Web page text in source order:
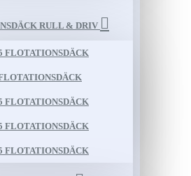
RULL & DRIV
FLOTATIONSDÄCK
FLOTATIONSDÄCK
FLOTATIONSDÄCK
FLOTATIONSDÄCK